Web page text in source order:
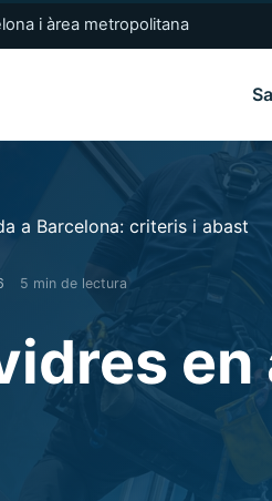
i àrea metropolitana
a Barcelona: criteris i abast
5 min de lectura